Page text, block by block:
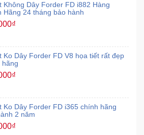
Không Dây Forder FD i882 Hàng
Hãng 24 tháng bảo hành
Ko Dây Forder FD V8 họa tiết rất đẹp
hãng
Ko Dây Forder FD i365 chính hãng
2 năm